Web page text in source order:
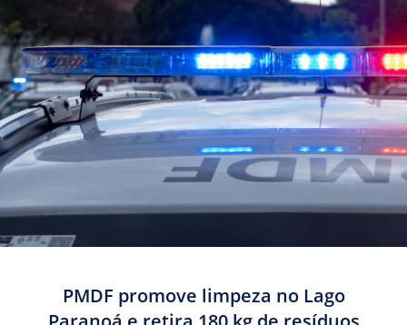
PMDF promove limpeza no Lago